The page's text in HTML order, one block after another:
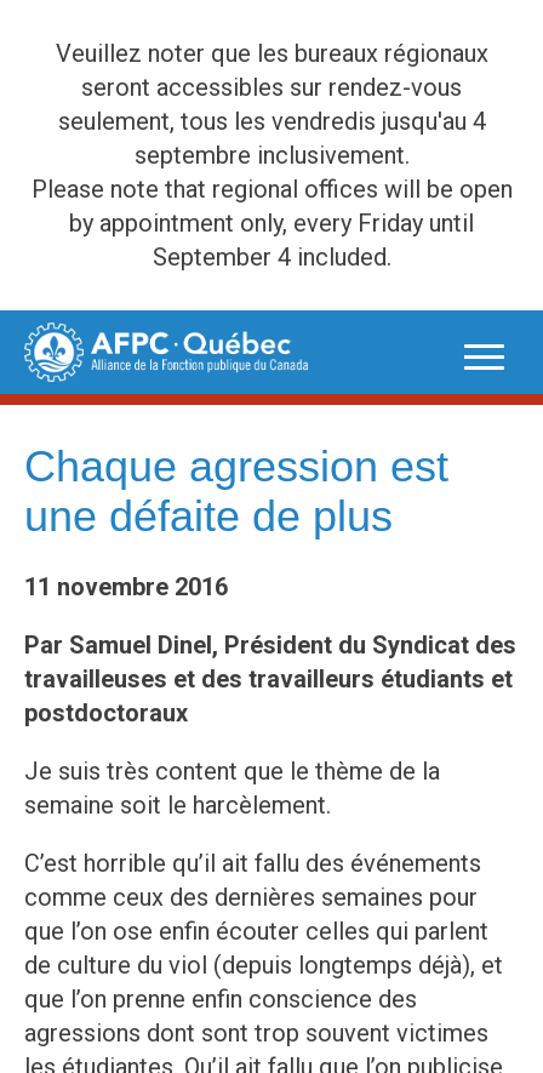
Veuillez noter que les bureaux régionaux
seront accessibles sur rendez-vous
seulement, tous les vendredis jusqu'au 4
septembre inclusivement.
Please note that regional offices will be open
by appointment only, every Friday until
September 4 included.
Skip
content
Chaque agression est
une défaite de plus
11 novembre 2016
Par Samuel Dinel, Président du Syndicat des
travailleuses et des travailleurs étudiants et
postdoctoraux
Je suis très content que le thème de la
semaine soit le harcèlement.
C’est horrible qu’il ait fallu des événements
comme ceux des dernières semaines pour
que l’on ose enfin écouter celles qui parlent
de culture du viol (depuis longtemps déjà), et
que l’on prenne enfin conscience des
agressions dont sont trop souvent victimes
les étudiantes. Qu’il ait fallu que l’on publicise